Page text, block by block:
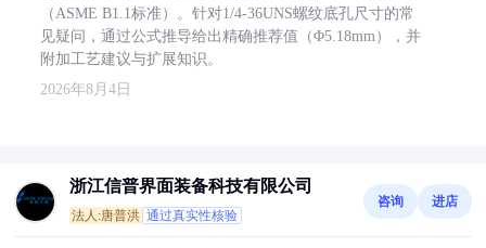
（ASME B1.1标准）。针对1/4-36UNS螺纹底孔尺寸的常
见疑问，通过公式推导给出精确推荐值（Φ5.18mm），并
附加工艺建议与扩展知识。
2026年8月4日
浙江信普界面装备科技有限公司
法人:唐普洪 通过真实性核验
咨询 进店